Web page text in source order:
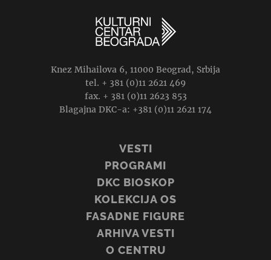
Knez Mihailova 6, 11000 Beograd, Srbija
tel. + 381 (0)11 2621 469
fax. + 381 (0)11 2623 853
Blagajna DKC-a: +381 (0)11 2621 174
VESTI
PROGRAMI
DKC BIOSKOP
KOLEKCIJA OS
FASADNE FIGURE
ARHIVA VESTI
O CENTRU